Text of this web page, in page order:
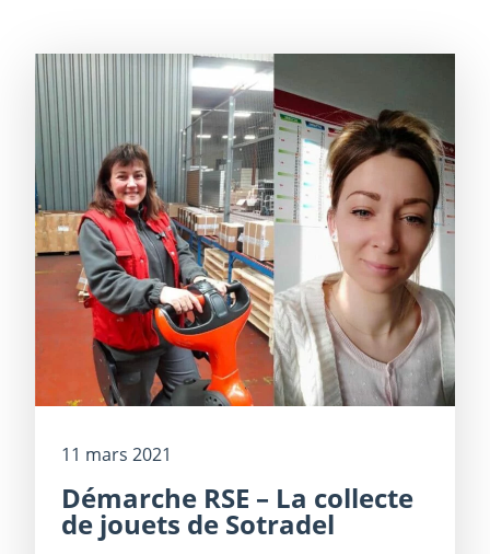
11 mars 2021
Démarche RSE – La collecte
de jouets de Sotradel